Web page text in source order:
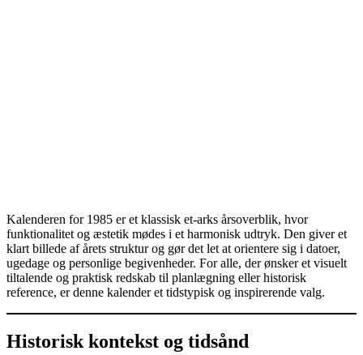
Kalenderen for 1985 er et klassisk et-arks årsoverblik, hvor
funktionalitet og æstetik mødes i et harmonisk udtryk. Den giver et
klart billede af årets struktur og gør det let at orientere sig i datoer,
ugedage og personlige begivenheder. For alle, der ønsker et visuelt
tiltalende og praktisk redskab til planlægning eller historisk
reference, er denne kalender et tidstypisk og inspirerende valg.
Historisk kontekst og tidsånd